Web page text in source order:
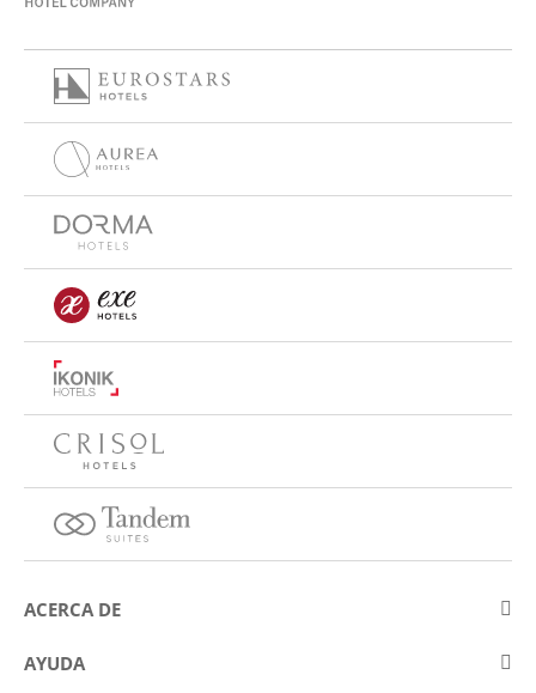
ACERCA DE
Sobre Eurostars Hotel Company
AYUDA